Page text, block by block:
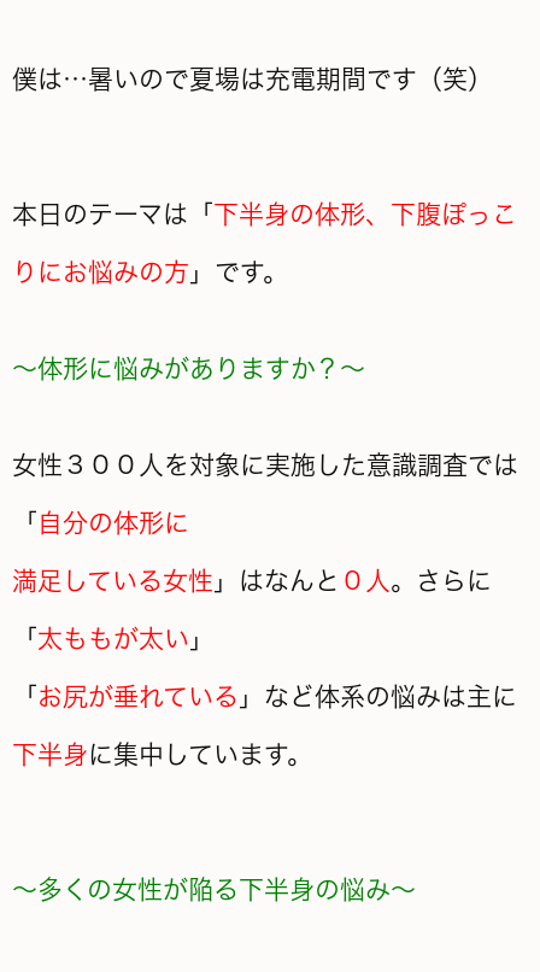
僕は…暑いので夏場は充電期間です（笑）
本日のテーマは「 下半身の体形、下腹ぽっこ
りにお悩みの方 」です。
～体形に悩みがありますか？～
女性３００人を対象に実施した意識調査では
「 自分の体形に
満足している女性 」はなんと ０人 。さらに
「 太ももが太い 」
「 お尻が垂れている 」など体系の悩みは主に
下半身に集中しています。
～多くの女性が陥る下半身の悩み～